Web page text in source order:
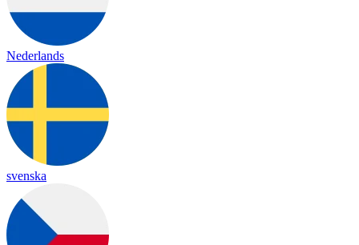
Nederlands
svenska